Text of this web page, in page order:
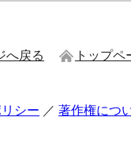
へ戻る トップ
シー 著作権につ